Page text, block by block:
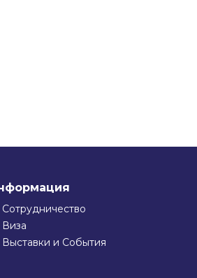
Сотрудничество
Виза
Выставки и События